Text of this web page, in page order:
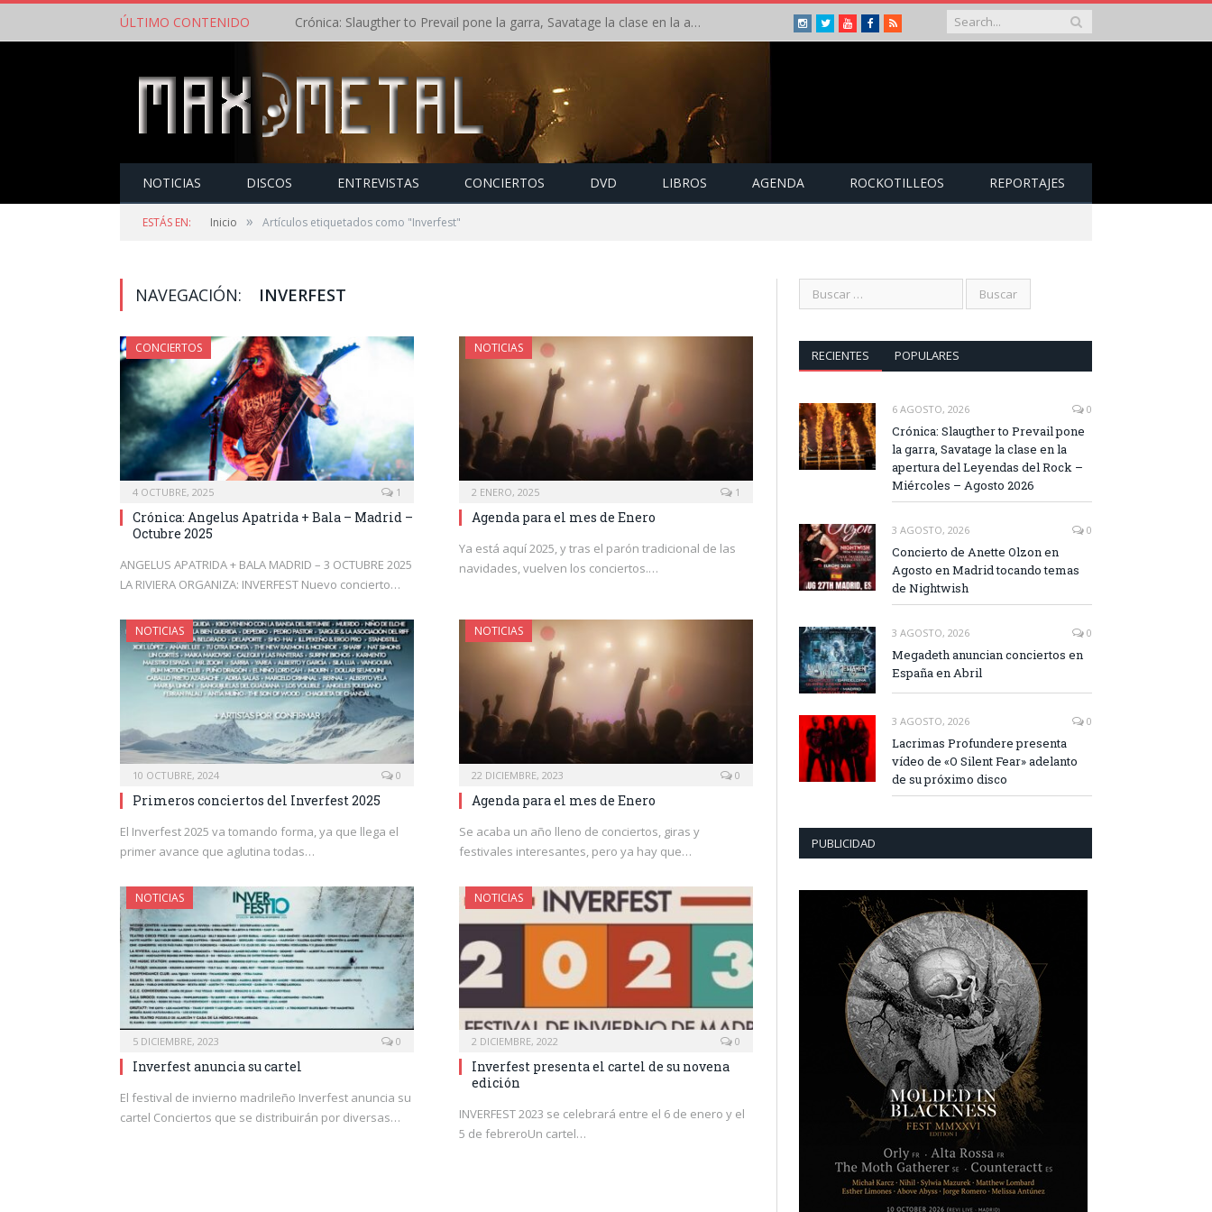
ÚLTIMO CONTENIDO Crónica: Slaugther to Prevail pone la garra, Savatage la clase en la apertura del Leyendas del Rock – Miércoles – Agosto 2026 Instagram
TwitterYoutubeFacebook
RSS
NOTICIAS DISCOS ENTREVISTAS CONCIERTOS DVD LIBROS AGENDA ROCKOTILLEOS REPORTAJES
ESTÁS EN: Inicio » Artículos etiquetados como "Inverfest"
NAVEGACIÓN: INVERFEST
CONCIERTOS
4 OCTUBRE, 2025 1
Crónica: Angelus Apatrida + Bala – Madrid –
Octubre 2025
ANGELUS APATRIDA + BALA MADRID – 3 OCTUBRE 2025
LA RIVIERA ORGANIZA: INVERFEST Nuevo concierto…
NOTICIAS
2 ENERO, 2025 1
Agenda para el mes de Enero
Ya está aquí 2025, y tras el parón tradicional de las
navidades, vuelven los conciertos.…
NOTICIAS
10 OCTUBRE, 2024 0
Primeros conciertos del Inverfest 2025
El Inverfest 2025 va tomando forma, ya que llega el
primer avance que aglutina todas…
NOTICIAS
22 DICIEMBRE, 2023 0
Agenda para el mes de Enero
Se acaba un año lleno de conciertos, giras y
festivales interesantes, pero ya hay que…
NOTICIAS
5 DICIEMBRE, 2023 0
Inverfest anuncia su cartel
El festival de invierno madrileño Inverfest anuncia su
cartel Conciertos que se distribuirán por diversas…
NOTICIAS
2 DICIEMBRE, 2022 0
Inverfest presenta el cartel de su novena
edición
INVERFEST 2023 se celebrará entre el 6 de enero y el
5 de febreroUn cartel…
RECIENTES POPULARES
6 AGOSTO, 2026 0
Crónica: Slaugther to Prevail pone
la garra, Savatage la clase en la
apertura del Leyendas del Rock –
Miércoles – Agosto 2026
3 AGOSTO, 2026 0
Concierto de Anette Olzon en
Agosto en Madrid tocando temas
de Nightwish
3 AGOSTO, 2026 0
Megadeth anuncian conciertos en
España en Abril
3 AGOSTO, 2026 0
Lacrimas Profundere presenta
vídeo de «O Silent Fear» adelanto
de su próximo disco
PUBLICIDAD